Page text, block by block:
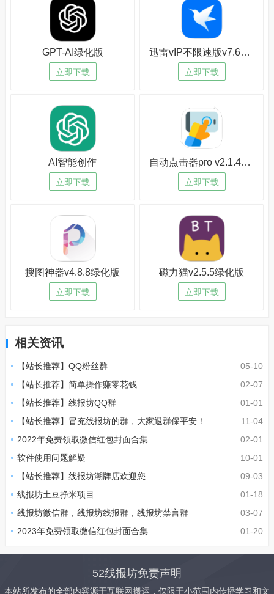
GPT-AI绿化版
立即下载
迅雷vIP不限速版v7.62.08绿化版
立即下载
AI智能创作
立即下载
自动点击器pro v2.1.4绿化版
立即下载
搜图神器v4.8.8绿化版
立即下载
磁力猫v2.5.5绿化版
立即下载
相关资讯
05-10
【站长推荐】QQ粉丝群
02-07
【站长推荐】简单操作赚零花钱
01-01
【站长推荐】线报坊QQ群
11-04
【站长推荐】冒充线报坊的群，大家退群保平安！
02-01
2022年免费领取微信红包封面合集
10-01
软件使用问题解疑
09-03
【站长推荐】线报坊潮牌店欢迎您
01-18
线报坊土豆挣米项目
03-07
线报坊微信群，线报坊线报群，线报坊禁言群
01-20
2023年免费领取微信红包封面合集
52线报坊免责声明
本站所发布的全部内容源于互联网搬运，仅限于小范围内传播学习和文